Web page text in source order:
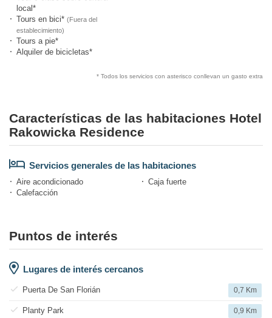
local*
Tours en bici* (Fuera del
establecimiento)
Tours a pie*
Alquiler de bicicletas*
* Todos los servicios con asterisco conllevan un gasto extra
Características de las habitaciones Hotel
Rakowicka Residence
Servicios generales de las habitaciones
Aire acondicionado
Caja fuerte
Calefacción
Puntos de interés
Lugares de interés cercanos
Puerta De San Florián 0,7 Km
Planty Park 0,9 Km